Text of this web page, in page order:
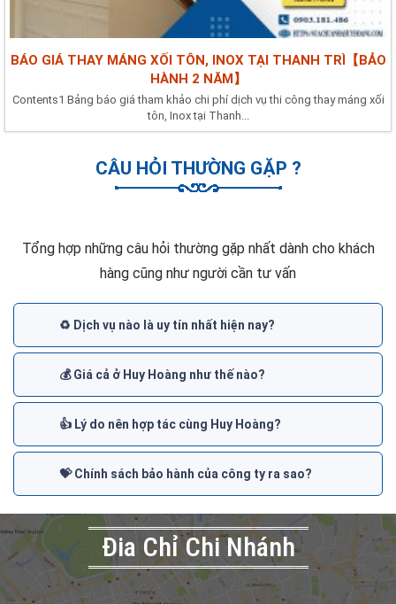
BÁO GIÁ THAY MÁNG XỐI TÔN, INOX TẠI THANH TRÌ【BẢO
HÀNH 2 NĂM】
Contents1 Bảng báo giá tham khảo chi phí dịch vụ thi công thay máng xối
tôn, Inox tại Thanh...
CÂU HỎI THƯỜNG GẶP ?
Tổng hợp những câu hỏi thường gặp nhất dành cho khách
hàng cũng như người cần tư vấn
♻️ Dịch vụ nào là uy tín nhất hiện nay?
💰 Giá cả ở Huy Hoàng như thế nào?
👍 Lý do nên hợp tác cùng Huy Hoàng?
💝 Chính sách bảo hành của công ty ra sao?
Đia Chỉ Chi Nhánh